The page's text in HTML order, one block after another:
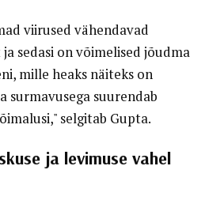
viirused vähendavad
sedasi on võimelised jõudma
mille heaks näiteks on
surmavusega suurendab
selgitab Gupta.
ja levimuse vahel